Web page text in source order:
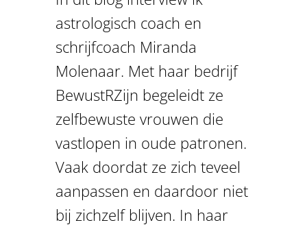
astrologisch coach en
schrijfcoach Miranda
Molenaar. Met haar bedrijf
BewustRZijn begeleidt ze
zelfbewuste vrouwen die
vastlopen in oude patronen.
Vaak doordat ze zich teveel
aanpassen en daardoor niet
bij zichzelf blijven. In haar